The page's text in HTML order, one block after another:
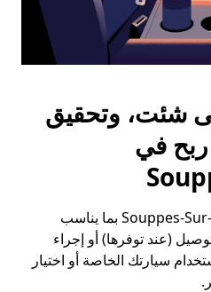
شئت، وتحقيق
ربح في
حقِّق الأرباح في مدينة Souppes-Sur-Loing بما يناسب
(عند توفرها) أو إجراء
سيارتك الخاصة أو اختيار